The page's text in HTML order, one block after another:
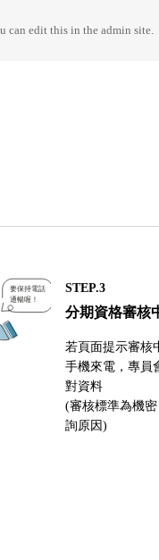
can edit this in the admin site.
STEP.3
分期資格審核
若頁面提示審核
手機來電，專員
對資料
(審核標準為機
詢原因)